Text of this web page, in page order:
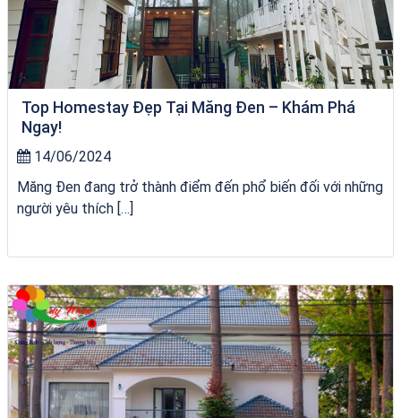
Top Homestay Đẹp Tại Măng Đen – Khám Phá
Ngay!
14/06/2024
Măng Đen đang trở thành điểm đến phổ biến đối với những
người yêu thích […]
Tour Đà Nẵng Quy Nhơn